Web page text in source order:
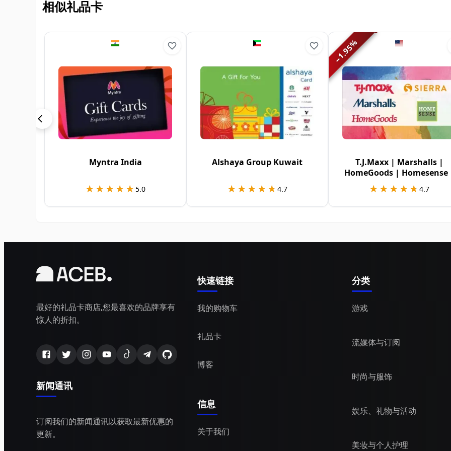
相似礼品卡
Myntra India
★★★★★
★★★★★5.0
Alshaya Group Kuwait
★★★★★
★★★★★ 4.7
−
1.95
%
T.J.Maxx | Marshalls |
HomeGoods | Homesense
Sierra USA
★★★★★
★★★★★ 4.7
最好的礼品卡商店,您最喜欢的品牌享有
惊人的折扣。
新闻通讯
订阅我们的新闻通讯以获取最新优惠的
更新。
快速链接
我的购物车
礼品卡
博客
信息
关于我们
分类
游戏
流媒体与订阅
时尚与服饰
娱乐、礼物与活动
美妆与个人护理